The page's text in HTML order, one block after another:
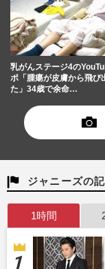
乳がんステージ4の
ポ「腫瘍が皮膚から飛び
た」34歳で余命…
ジャニーズの
1時間